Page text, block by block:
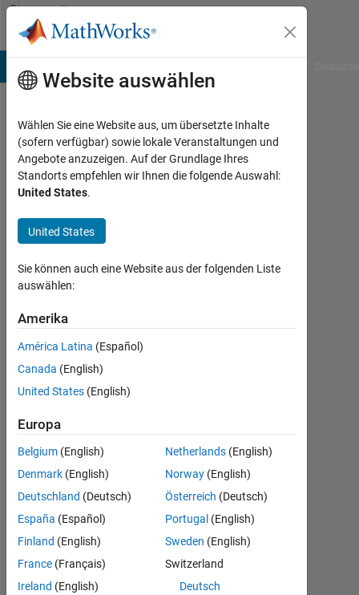
Weiter zum Inhalt
Community
Profile
Hassan
Jardali
Last
fast 5
Jahre
vor
seit
2021
Followers:
0
Follow
Dashboard
Statistik
Website auswählen
Wählen Sie eine Website aus, um übersetzte Inhalte
(sofern verfügbar) sowie lokale Veranstaltungen und
Angebote anzuzeigen. Auf der Grundlage Ihres
Standorts empfehlen wir Ihnen die folgende Auswahl:
United States.
United States
Sie können auch eine Website aus der folgenden Liste
auswählen:
Amerika
América Latina (Español)
Canada (English)
United States (English)
Europa
Belgium (English)
Denmark (English)
Deutschland (Deutsch)
España (Español)
Finland (English)
France (Français)
Ireland (English)
Netherlands (English)
Norway (English)
Österreich (Deutsch)
Portugal (English)
Sweden (English)
Switzerland
Deutsch